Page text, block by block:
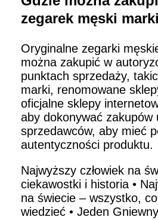
zegarek męski
Oryginalne zegarki
można zakupić w
punktach sprzedaży,
marki, renomowane
oficjalne sklepy
aby dokonywać zakupów
sprzedawców, aby mieć
autentyczności produktu.
Najwyższy człowiek na
ciekawostki i historia •
na świecie – wszystko,
wiedzieć • Jeden